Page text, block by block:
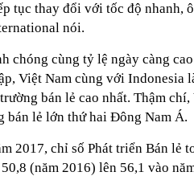
khí tập thể dục sáng ở Việt Nam 'có
nấu dễ từ "vua của các loại rau", giàu
đều sẽ tốt cho dạ dày và sống thọ
nhẻm chụp ảnh cùng Quế Ngọc Hải: Giờ
là cả nước mong có bàn thắng
tục thay đổi với tốc độ nhanh,
nói.
chóng cùng tỷ lệ ngày càng
Việt Nam cùng với Indonesia
bán lẻ cao nhất. Thậm
bán lẻ lớn thứ hai Đông Nam Á.
2017, chỉ số Phát triển Bán lẻ
(năm 2016) lên 56,1 vào